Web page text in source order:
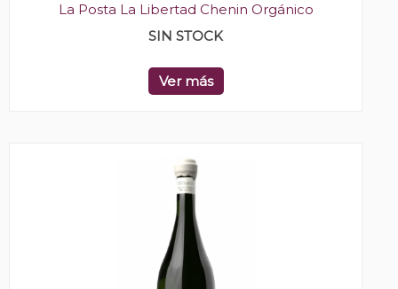
La Posta La Libertad Chenin Orgánico
SIN STOCK
Ver más